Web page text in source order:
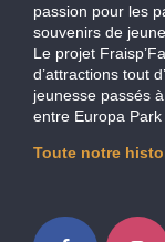
passion pour les
souvenirs de
Le projet
d’attractions tout
jeunesse passés
entre Europa
Toute notre